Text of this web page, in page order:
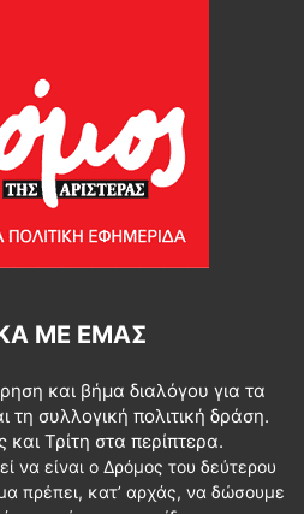
ΜΕ ΕΜΆΣ
και βήμα διαλόγου για τα
τη συλλογική πολιτική δράση.
Τρίτη στα περίπτερα.
να είναι ο Δρόμος του δεύτερου
πρέπει, κατ’ αρχάς, να δώσουμε